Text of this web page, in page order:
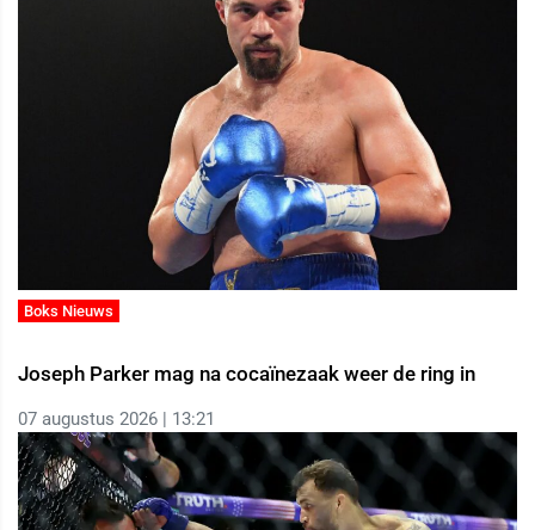
Boks Nieuws
Joseph Parker mag na cocaïnezaak weer de ring in
07 augustus 2026 | 13:21